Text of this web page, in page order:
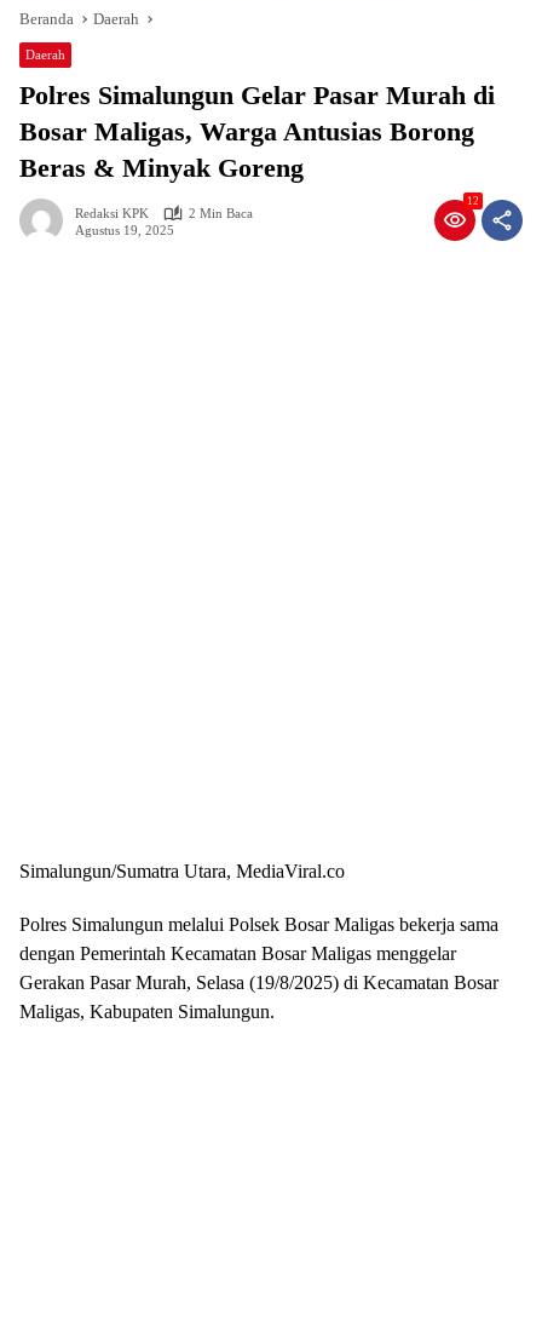
Beranda Daerah
Daerah
Polres Simalungun Gelar Pasar Murah di
Bosar Maligas, Warga Antusias Borong
Beras & Minyak Goreng
Redaksi KPK
2 Min Baca
Agustus 19, 2025
12
Simalungun/Sumatra Utara, MediaViral.co
Polres Simalungun melalui Polsek Bosar Maligas bekerja sama
dengan Pemerintah Kecamatan Bosar Maligas menggelar
Gerakan Pasar Murah, Selasa (19/8/2025) di Kecamatan Bosar
Maligas, Kabupaten Simalungun.